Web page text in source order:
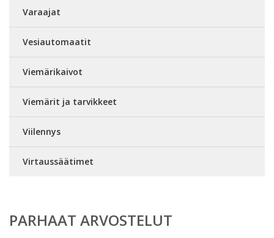
Varaajat
Vesiautomaatit
Viemärikaivot
Viemärit ja tarvikkeet
Viilennys
Virtaussäätimet
PARHAAT ARVOSTELUT